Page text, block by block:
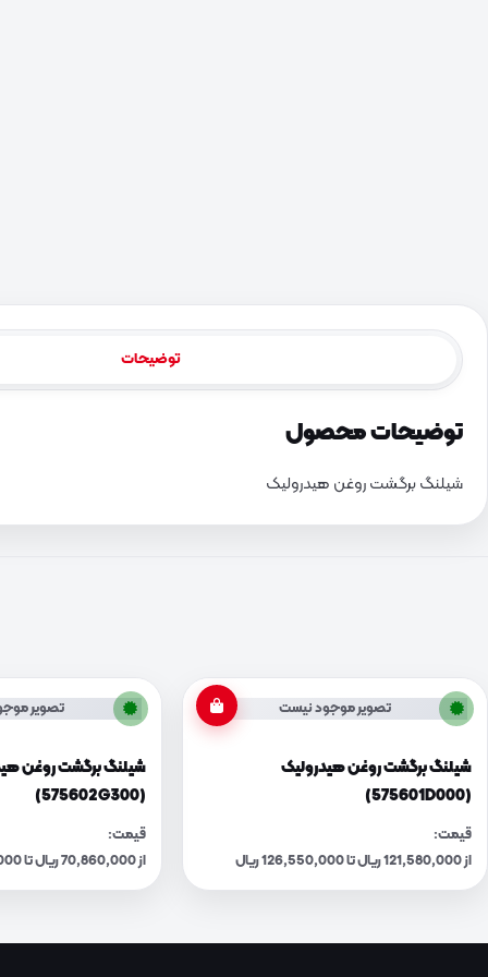
توضیحات
توضیحات محصول
شیلنگ برگشت روغن هیدرولیک
تصویر موجود نیست
شیلنگ برگشت روغن هیدرولیک
(575601D000)
قیمت:
از 121,580,000 ریال تا 126,550,000 ریال
تصویر
شیلنگ برگشت روغن
(575602G300)
قیمت:
از 70,860,000 ریال تا 73,750,000 ریال